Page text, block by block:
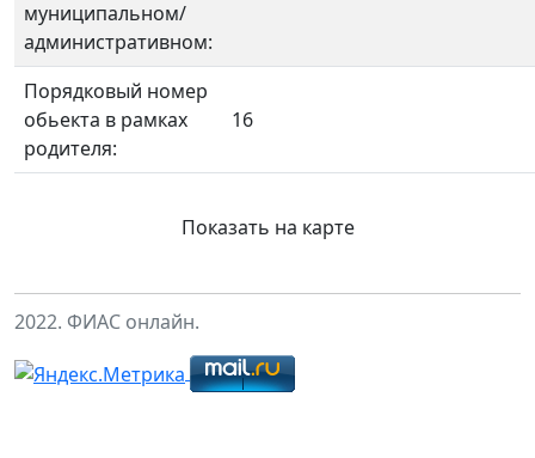
муниципальном/
административном:
Порядковый номер
обьекта в рамках
родителя:
16
Показать на карте
2022. ФИАС онлайн.